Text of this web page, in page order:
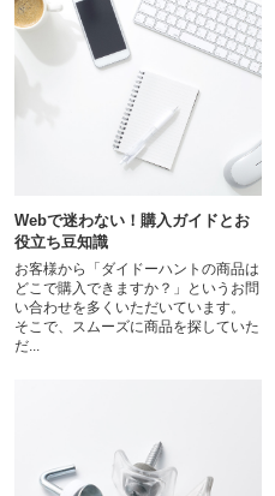
Webで迷わない！購入ガイドとお
役立ち豆知識
お客様から「ダイドーハントの商品は
どこで購入できますか？」というお問
い合わせを多くいただいています。
そこで、スムーズに商品を探していた
だ...